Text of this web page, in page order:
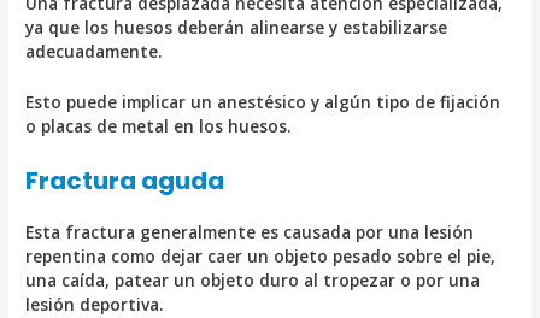
ya que los huesos deberán alinearse y estabilizarse
adecuadamente.
Esto puede implicar un anestésico y algún tipo de fijación
o placas de metal en los huesos.
Fractura aguda
Esta fractura generalmente es causada por una lesión
repentina como dejar caer un objeto pesado sobre el pie,
una caída, patear un objeto duro al tropezar o por una
lesión deportiva.